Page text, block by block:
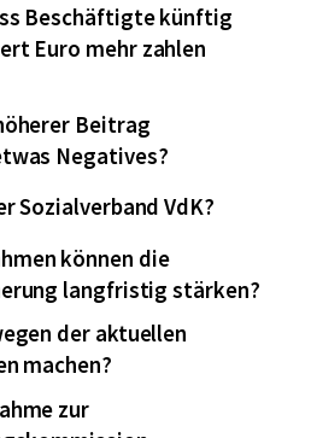
Beschäftigte künftig
Euro mehr zahlen
Beitrag
Negatives?
Sozialverband VdK?
können die
langfristig stärken?
der aktuellen
machen?
zur